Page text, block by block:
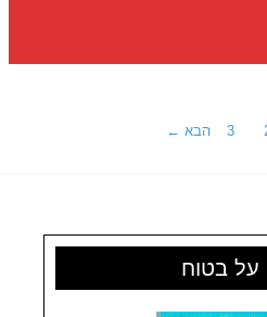
3 הבא ←
על בטוח